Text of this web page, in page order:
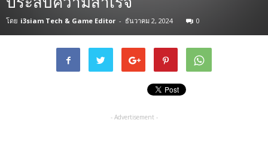
โดย i3siam Tech & Game Editor - ธันวาคม 2, 2024 0
- Advertisement -